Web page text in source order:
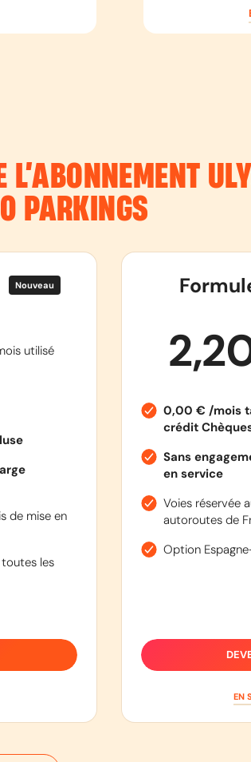
PARKINGS
Nouveau
utilisé
de mise en
toutes les
0,00 € /mois
crédit
Sans
en service
Voies réservée
autoroutes de
Option
EN